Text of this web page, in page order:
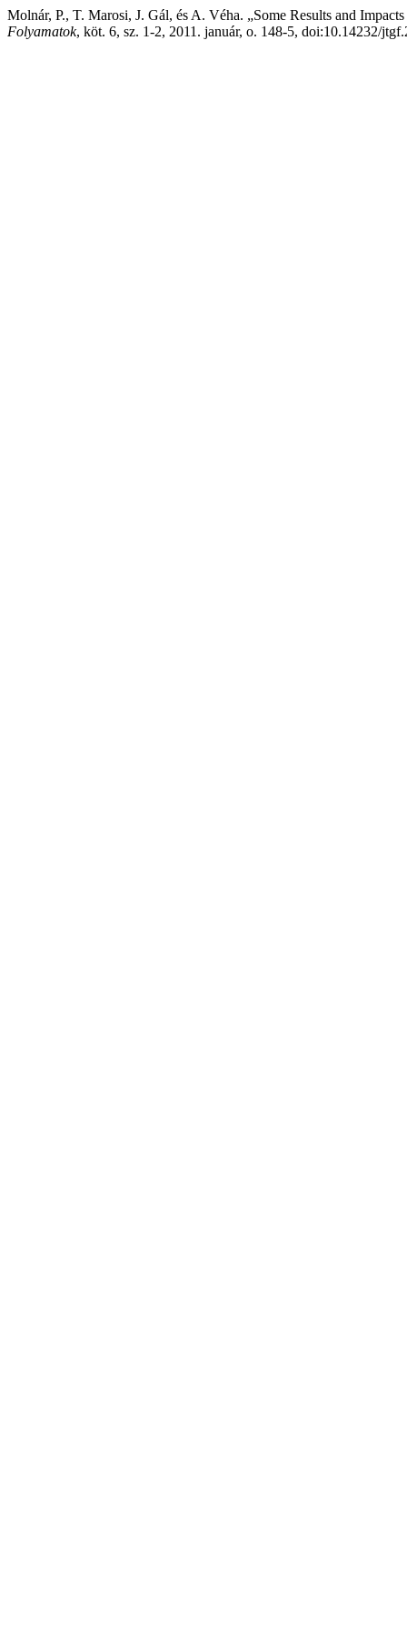
Molnár, P., T. Marosi, J. Gál, és A. Véha. „Some Results and
Folyamatok, köt. 6, sz. 1-2, 2011. január, o. 148-5, doi:10.14232/